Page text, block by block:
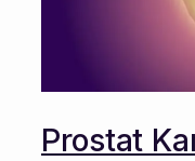
Prostat